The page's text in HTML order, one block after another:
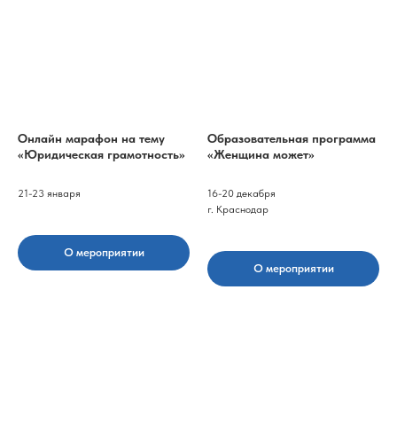
Онлайн марафон на тему
«Юридическая грамотность»
21-23 января
О мероприятии
Образовательная программа
«Женщина может»
16-20 декабря
г. Краснодар
О мероприятии